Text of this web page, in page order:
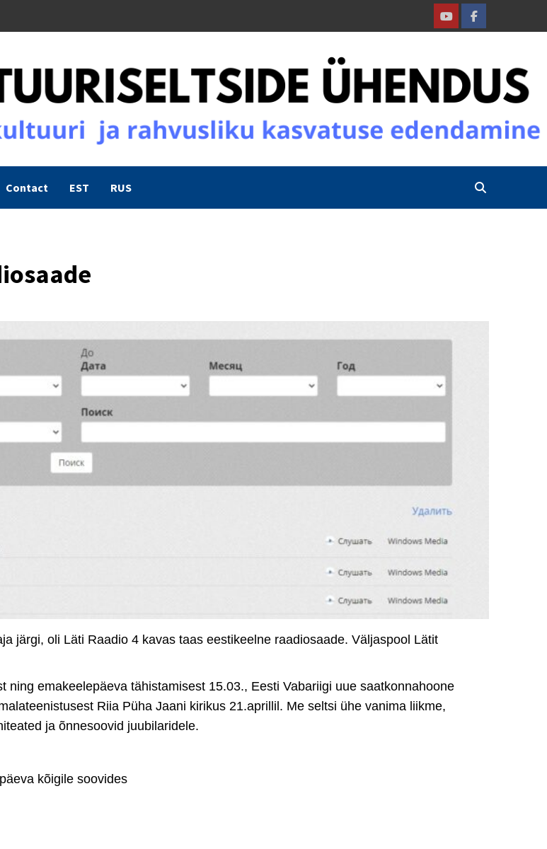
YoutubeFacebook
Contact EST RUS
järgi, oli Läti Raadio 4 kavas taas eestikeelne raadiosaade. Väljaspool Lätit
ning emakeelepäeva tähistamisest 15.03., Eesti Vabariigi uue saatkonnahoone
Riia Püha Jaani kirikus 21.aprillil. Me seltsi ühe vanima liikme,
ja õnnesoovid juubilaridele.
kõigile soovides